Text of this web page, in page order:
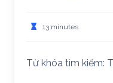
13 minutes
Từ khóa tìm kiếm: